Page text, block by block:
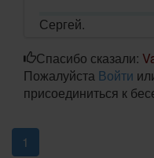
Сергей.
Спасибо сказали:
Пожалуйста Войти
присоединиться к
1